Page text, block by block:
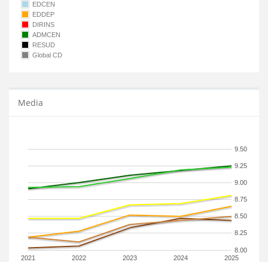
EDCEN
EDDEP
DIRINS
ADMCEN
RESUD
Global CD
Media
2021 2022 2023 2024 2025
8.00
8.25
8.50
8.75
9.00
9.25
9.50